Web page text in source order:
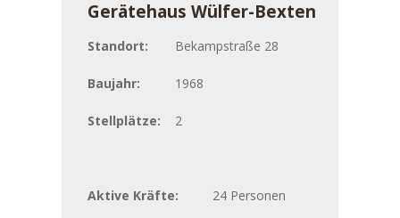
Gerätehaus Wülfer-Bexten
Standort: Bekampstraße 28
Baujahr: 1968
Stellplätze: 2
Aktive Kräfte: 24 Personen